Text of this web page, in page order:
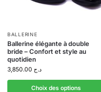
BALLERINE
Ballerine élégante à double
bride – Confort et style au
quotidien
د.ج
Choix des options